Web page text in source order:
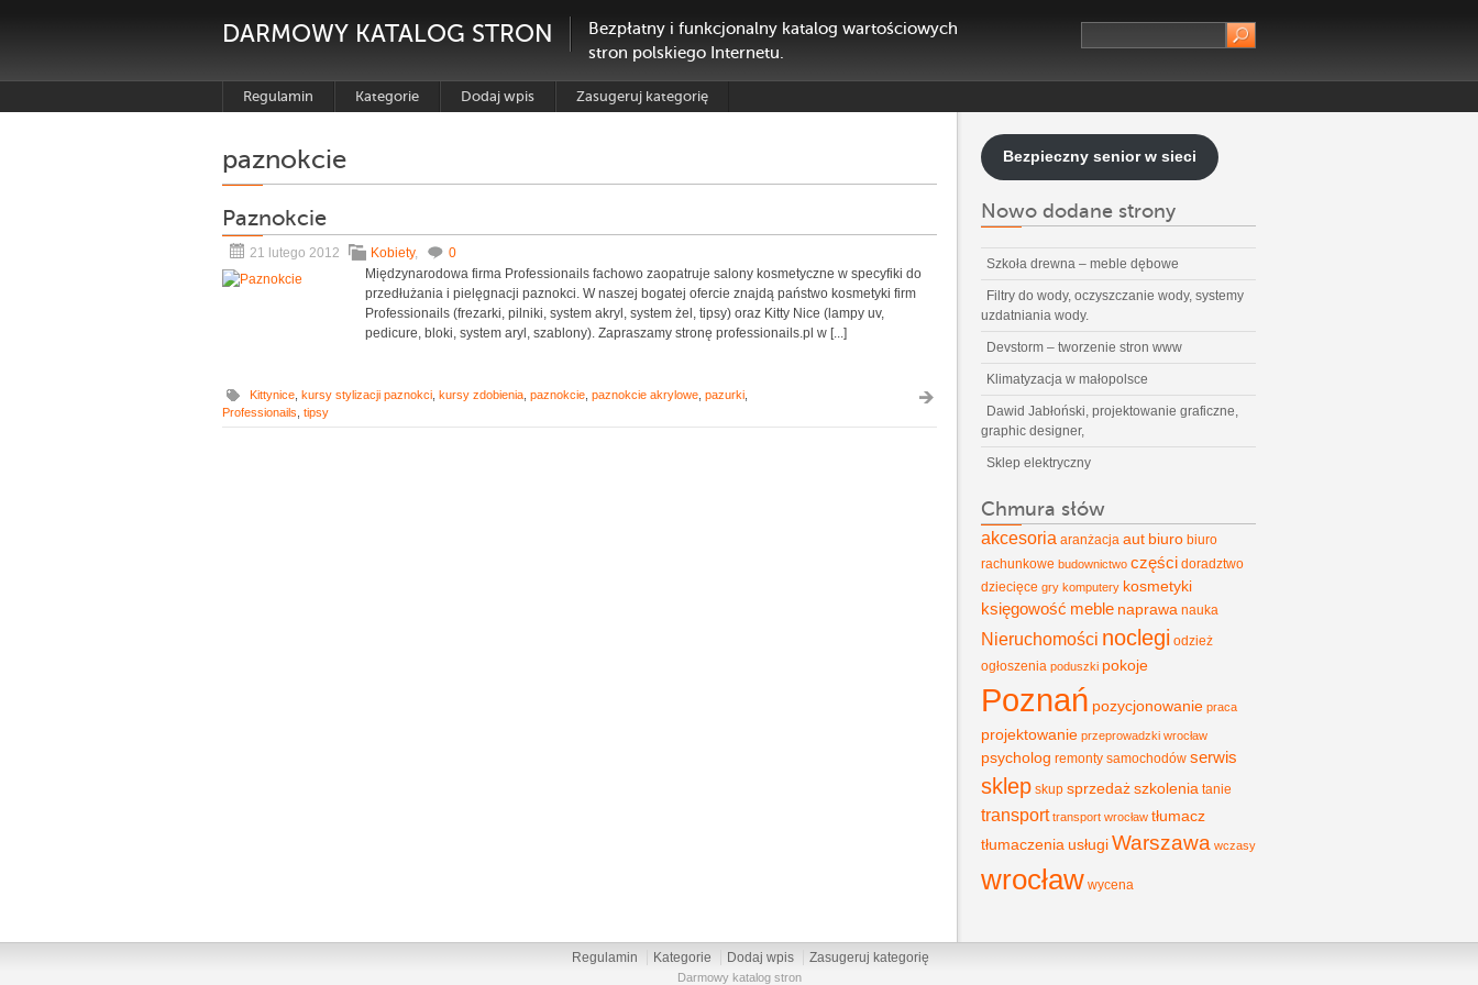
DARMOWY KATALOG STRON
Bezpłatny i funkcjonalny katalog wartościowych
stron polskiego Internetu.
Regulamin Kategorie Dodaj wpis Zasugeruj kategorię
paznokcie
Paznokcie
21 lutego 2012 Kobiety,
0
Międzynarodowa firma Professionails fachowo zaopatruje salony kosmetyczne w specyfiki do
przedłużania i pielęgnacji paznokci. W naszej bogatej ofercie znajdą państwo kosmetyki firm
Professionails (frezarki, pilniki, system akryl, system żel, tipsy) oraz Kitty Nice (lampy uv,
pedicure, bloki, system aryl, szablony). Zapraszamy stronę professionails.pl w [...]
Kittynice kursy stylizacji paznokci kursy zdobienia paznokcie paznokcie akrylowe pazurki
Professionails tipsy
Bezpieczny senior w sieci
Nowo dodane strony
Szkoła drewna – meble dębowe
Filtry do wody, oczyszczanie wody, systemy
uzdatniania wody.
Devstorm – tworzenie stron www
Klimatyzacja w małopolsce
Dawid Jabłoński, projektowanie graficzne,
graphic designer,
Sklep elektryczny
Chmura słów
akcesoria aranżacja aut biuro biuro
rachunkowe budownictwo części doradztwo
dziecięce gry komputery kosmetyki
księgowość meble naprawa nauka
Nieruchomości noclegi odzież
ogłoszenia poduszki pokoje
Poznań pozycjonowanie praca
projektowanie przeprowadzki wrocław
psycholog remonty samochodów serwis
sklep skup sprzedaższkolenia tanie
transport transport wrocław tłumacz
tłumaczenia usługiWarszawa wczasy
wrocław wycena
Regulamin Kategorie Dodaj wpis Zasugeruj kategorię
Darmowy katalog stron